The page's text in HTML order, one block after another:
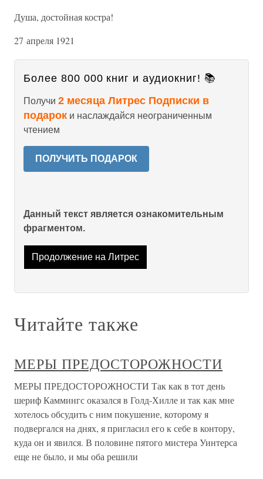
Душа, достойная костра!
27 апреля 1921
Более 800 000 книг и аудиокниг! 📚
Получи 2 месяца Литрес Подписки в
подарок и наслаждайся неограниченным
чтением
ПОЛУЧИТЬ ПОДАРОК
Данный текст является ознакомительным
фрагментом.
Продолжение на Литрес
Читайте также
МЕРЫ ПРЕДОСТОРОЖНОСТИ
МЕРЫ ПРЕДОСТОРОЖНОСТИ Так как в тот день
шериф Каммингс оказался в Голд-Хилле и так как мне
хотелось обсудить с ним покушение, которому я
подвергался на днях, я пригласил его к себе в контору,
куда он и явился. В половине пятого мистера Уинтерса
еще не было, и мы оба решили